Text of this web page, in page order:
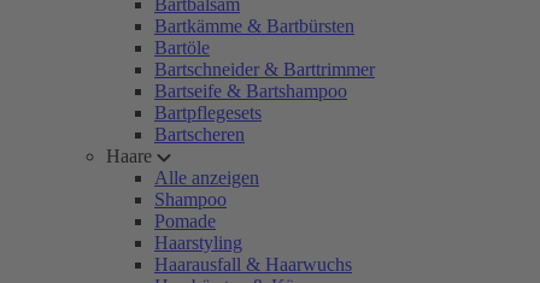
Bartbalsam
Bartkämme & Bartbürsten
Bartöle
Bartschneider & Barttrimmer
Bartseife & Bartshampoo
Bartpflegesets
Bartscheren
Haare
Alle anzeigen
Shampoo
Pomade
Haarstyling
Haarausfall & Haarwuchs